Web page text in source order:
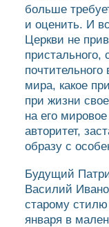
больше
и оценить. И
Церкви не
пристального,
почтительного
мира, какое
при жизни
на его
авторитет,
образу с
Будущий
Василий
старому
января в